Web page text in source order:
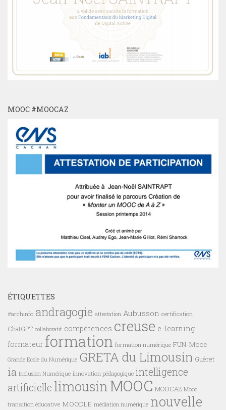
MOOC #MOOCAZ
ÉTIQUETTES
#archinfo andragogie attestation Aubusson certification
ChatGPT collaboratif compétences creuse e-learning
formateur formation formation numérique FUN-Mooc
Grande Ecole du Numérique GRETA du Limousin Guéret
ia Inclusion Numérique innovation pédagogique intelligence
artificielle limousinMOOC MOOCAZ Mooc
transition éducative MOODLE médiation numérique nouvelle